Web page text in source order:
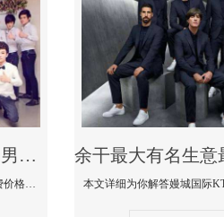
余干哪个KTV酒吧夜场男模公关型男最帅-尚都国际KTV消费价格点评
本文详细为你解答尚都国际KTV消费价格点评，更多关于哪个KTV酒吧夜场男模公关型男最帅免费咨询1333 867 6881微信同步